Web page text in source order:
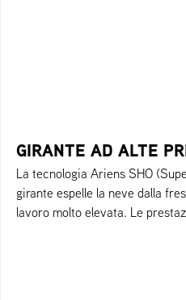
GIRANTE AD ALTE
La tecnologia Ariens SHO
girante espelle la neve dalla
lavoro molto elevata. Le